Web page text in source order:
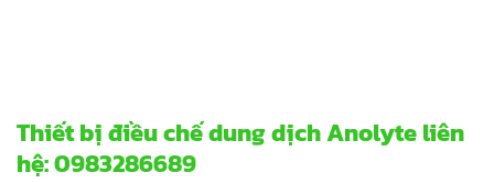
Thiết bị điều chế dung dịch Anolyte liên
hệ: 0983286689